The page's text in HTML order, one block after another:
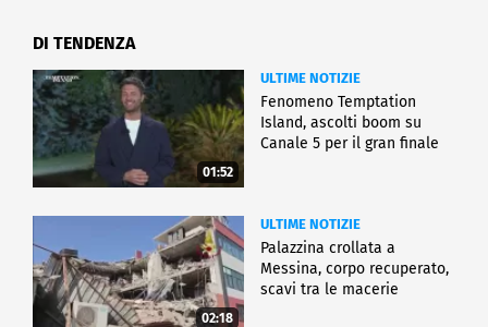
DI TENDENZA
01:52
ULTIME NOTIZIE
Fenomeno Temptation
Island, ascolti boom su
Canale 5 per il gran finale
02:18
ULTIME NOTIZIE
Palazzina crollata a
Messina, corpo recuperato,
scavi tra le macerie